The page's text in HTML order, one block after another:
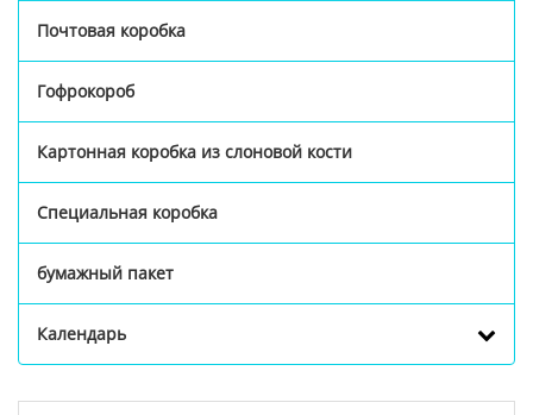
Почтовая коробка
Гофрокороб
Картонная коробка из слоновой кости
Специальная коробка
бумажный пакет
Календарь